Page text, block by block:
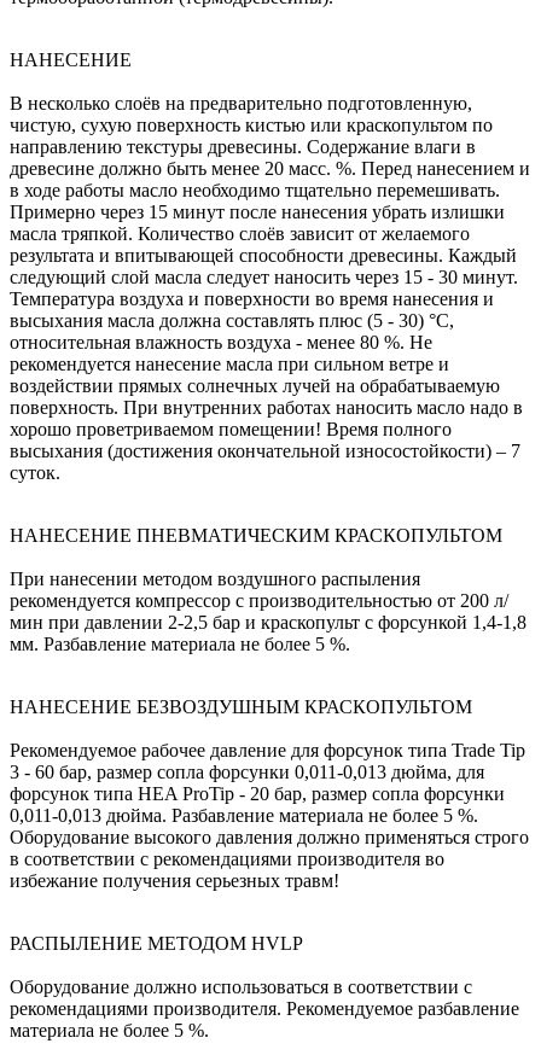
НАНЕСЕНИЕ
В несколько слоёв на предварительно подготовленную,
чистую, сухую поверхность кистью или краскопультом по
направлению текстуры древесины. Содержание влаги в
древесине должно быть менее 20 масс. %. Перед нанесением и
в ходе работы масло необходимо тщательно перемешивать.
Примерно через 15 минут после нанесения убрать излишки
масла тряпкой. Количество слоёв зависит от желаемого
результата и впитывающей способности древесины. Каждый
следующий слой масла следует наносить через 15 - 30 минут.
Температура воздуха и поверхности во время нанесения и
высыхания масла должна составлять плюс (5 - 30) °C,
относительная влажность воздуха - менее 80 %. Не
рекомендуется нанесение масла при сильном ветре и
воздействии прямых солнечных лучей на обрабатываемую
поверхность. При внутренних работах наносить масло надо в
хорошо проветриваемом помещении! Время полного
высыхания (достижения окончательной износостойкости) – 7
суток.
НАНЕСЕНИЕ ПНЕВМАТИЧЕСКИМ КРАСКОПУЛЬТОМ
При нанесении методом воздушного распыления
рекомендуется компрессор с производительностью от 200 л/
мин при давлении 2-2,5 бар и краскопульт с форсункой 1,4-1,8
мм. Разбавление материала не более 5 %.
НАНЕСЕНИЕ БЕЗВОЗДУШНЫМ КРАСКОПУЛЬТОМ
Рекомендуемое рабочее давление для форсунок типа Trade Tip
3 - 60 бар, размер сопла форсунки 0,011-0,013 дюйма, для
форсунок типа HEA ProTip - 20 бар, размер сопла форсунки
0,011-0,013 дюйма. Разбавление материала не более 5 %.
Оборудование высокого давления должно применяться строго
в соответствии с рекомендациями производителя во
избежание получения серьезных травм!
РАСПЫЛЕНИЕ МЕТОДОМ HVLP
Оборудование должно использоваться в соответствии с
рекомендациями производителя. Рекомендуемое разбавление
материала не более 5 %.